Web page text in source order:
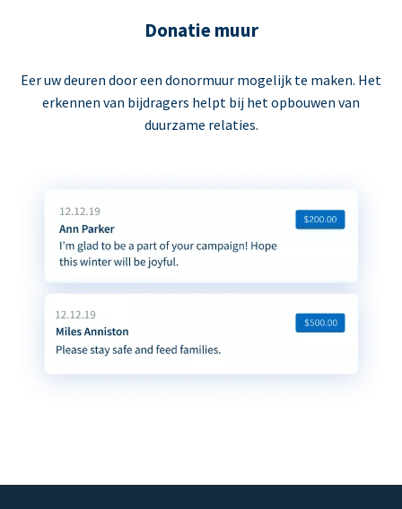
Donatie muur
Eer uw deuren door een donormuur mogelijk te maken. Het
erkennen van bijdragers helpt bij het opbouwen van
duurzame relaties.